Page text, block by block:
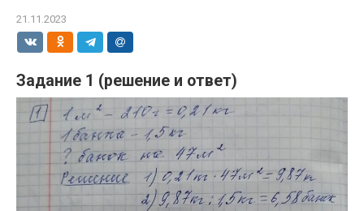
21.11.2023
Задание 1 (решение и ответ)